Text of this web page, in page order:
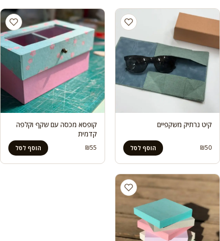
קיט נרתיק משקפיים
₪50 הוסף לסל
קופסא מכסה עם שקף וקלפה
קדמית
₪55 הוסף לסל